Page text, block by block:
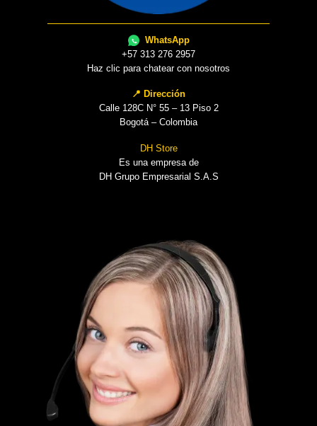
WhatsApp
+57 313 276 2957
Haz clic para chatear con nosotros
📍 Dirección
Calle 128C N° 55 – 13 Piso 2
Bogotá – Colombia
DH Store
Es una empresa de
DH Grupo Empresarial S.A.S